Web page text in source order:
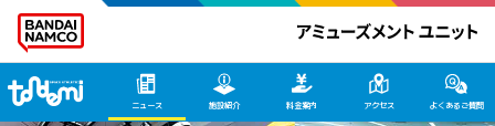
ニュース 施設紹介 料金案内 アクセス よくあるご質問